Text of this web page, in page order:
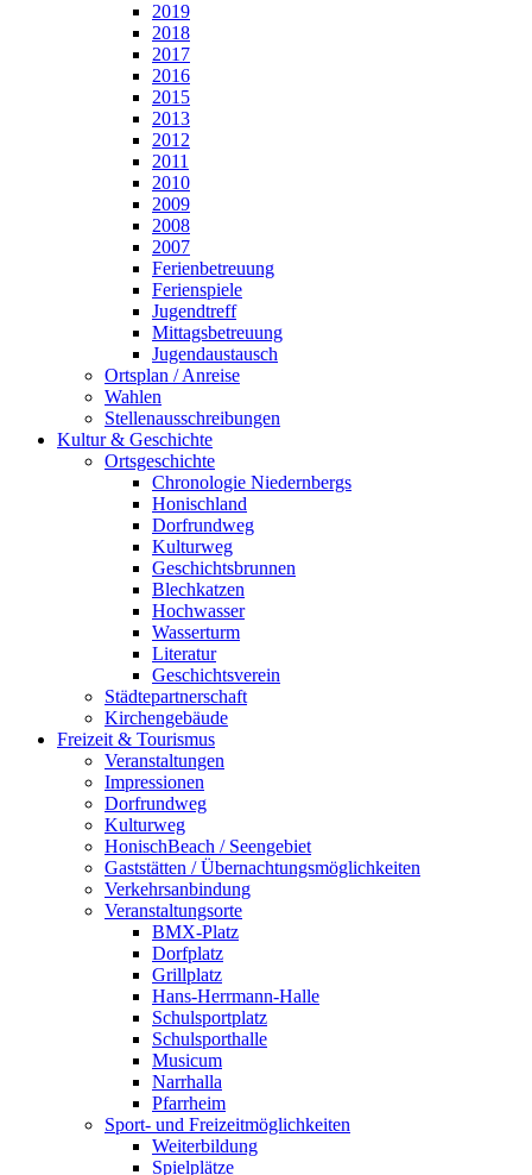
2019
2018
2017
2016
2015
2013
2012
2011
2010
2009
2008
2007
Ferienbetreuung
Ferienspiele
Jugendtreff
Mittagsbetreuung
Jugendaustausch
Ortsplan / Anreise
Wahlen
Stellenausschreibungen
Kultur & Geschichte
Ortsgeschichte
Chronologie Niedernbergs
Honischland
Dorfrundweg
Kulturweg
Geschichtsbrunnen
Blechkatzen
Hochwasser
Wasserturm
Literatur
Geschichtsverein
Städtepartnerschaft
Kirchengebäude
Freizeit & Tourismus
Veranstaltungen
Impressionen
Dorfrundweg
Kulturweg
HonischBeach / Seengebiet
Gaststätten / Übernachtungsmöglichkeiten
Verkehrsanbindung
Veranstaltungsorte
BMX-Platz
Dorfplatz
Grillplatz
Hans-Herrmann-Halle
Schulsportplatz
Schulsporthalle
Musicum
Narrhalla
Pfarrheim
Sport- und Freizeitmöglichkeiten
Weiterbildung
Spielplätze